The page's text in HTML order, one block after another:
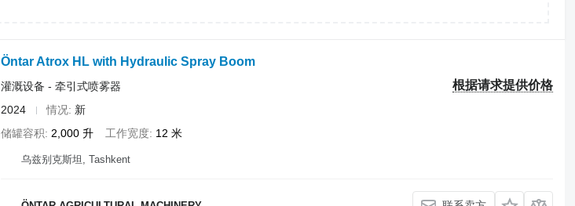
Öntar Atrox HL with Hydraulic Spray Boom
根据请求提供价格
灌溉设备 - 牵引式喷雾器
2024
情况 新
储罐容积
2,000 升 工作宽度 12 米
乌兹别克斯坦, Tashkent